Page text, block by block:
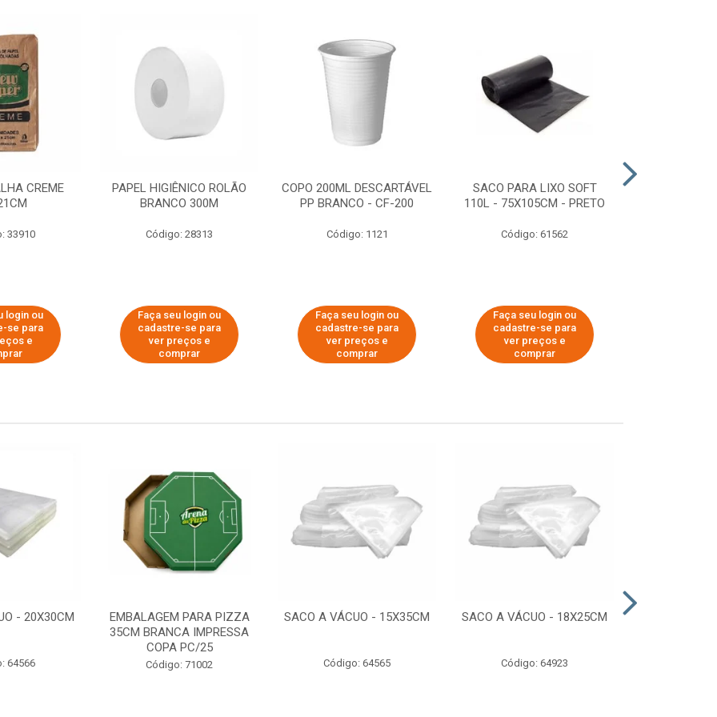
CREME
33910
login ou
se para
e
PAPEL HIGIÊNICO ROLÃO
BRANCO 300M
Código: 28313
Faça seu login ou
cadastre-se para
ver preços e
comprar
COPO 200ML DESCARTÁVEL
PP BRANCO - CF-200
Código: 1121
Faça seu login ou
cadastre-se para
ver preços e
comprar
SACO PARA LIXO SOFT
110L - 75X105CM - PRETO
Código: 61562
Faça seu login ou
cadastre-se para
ver preços e
comprar
- 20X30CM
64566
EMBALAGEM PARA PIZZA
35CM BRANCA IMPRESSA
COPA PC/25
Código: 71002
SACO A VÁCUO - 15X35CM
Código: 64565
SACO A VÁCUO - 18X25CM
Código: 64923